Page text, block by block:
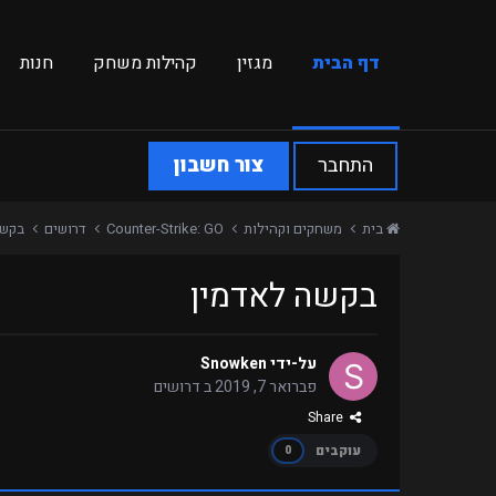
דף הבית מגזין קהילות משחק חנות
התחבר צור חשבון
בית משחקים וקהילות Counter-Strike: GO דרושים
בקשה לאדמין
על-ידיSnowken
פברואר 7, 2019
בדרושים
עוקבים
0